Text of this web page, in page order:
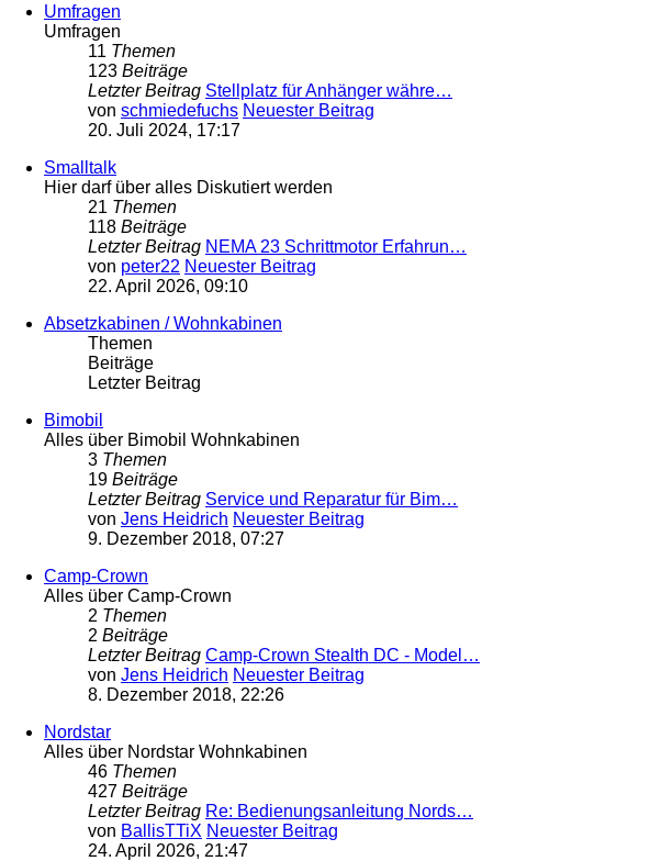
Umfragen
Umfragen
11 Themen
123 Beiträge
Letzter Beitrag Stellplatz für Anhänger währe…
von schmiedefuchs Neuester Beitrag
20. Juli 2024, 17:17
Smalltalk
Hier darf über alles Diskutiert werden
21 Themen
118 Beiträge
Letzter Beitrag NEMA 23 Schrittmotor Erfahrun…
von peter22 Neuester Beitrag
22. April 2026, 09:10
Absetzkabinen / Wohnkabinen
Themen
Beiträge
Letzter Beitrag
Bimobil
Alles über Bimobil Wohnkabinen
3 Themen
19 Beiträge
Letzter Beitrag Service und Reparatur für Bim…
von Jens Heidrich Neuester Beitrag
9. Dezember 2018, 07:27
Camp-Crown
Alles über Camp-Crown
2 Themen
2 Beiträge
Letzter Beitrag Camp-Crown Stealth DC - Model…
von Jens Heidrich Neuester Beitrag
8. Dezember 2018, 22:26
Nordstar
Alles über Nordstar Wohnkabinen
46 Themen
427 Beiträge
Letzter Beitrag Re: Bedienungsanleitung Nords…
von BallisTTiX Neuester Beitrag
24. April 2026, 21:47